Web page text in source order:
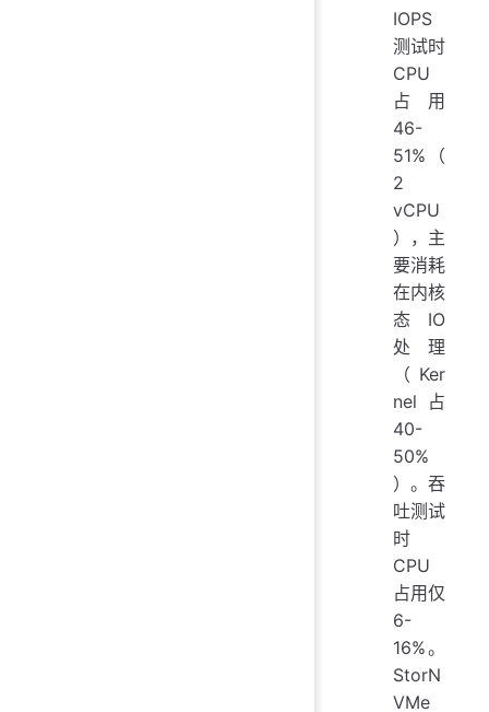
IOPS
测试时
CPU
占用
46-
51%（
2
vCPU
），主
要消耗
在内核
态 IO
处理
（Ker
nel 占
40-
50%
）。吞
吐测试
时
CPU
占用仅
6-
16%。
StorN
VMe